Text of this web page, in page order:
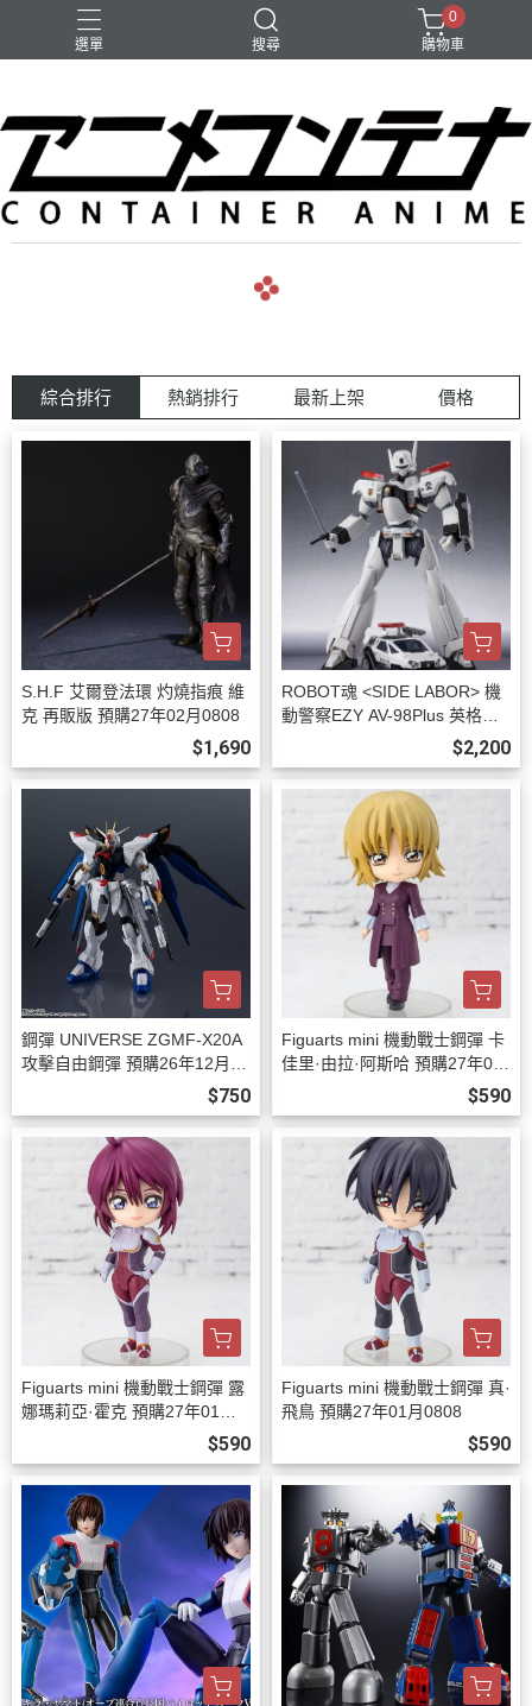
選單 搜尋
0
購物車
綜合排行 熱銷排行 最新上架 價格
S.H.F 艾爾登法環 灼燒指痕 維
克 再販版 預購27年02月0808
$1,690
ROBOT魂 <SIDE LABOR> 機
動警察EZY AV-98Plus 英格拉
姆改2號機 預購27年01月0808
$2,200
鋼彈 UNIVERSE ZGMF-X20A
攻擊自由鋼彈 預購26年12月08
$750
Figuarts mini 機動戰士鋼彈 卡
佳里·由拉·阿斯哈 預購27年01
$590
Figuarts mini 機動戰士鋼彈 露
娜瑪莉亞·霍克 預購27年01月0
$590
Figuarts mini 機動戰士鋼彈 真·
飛鳥 預購27年01月0808
$590